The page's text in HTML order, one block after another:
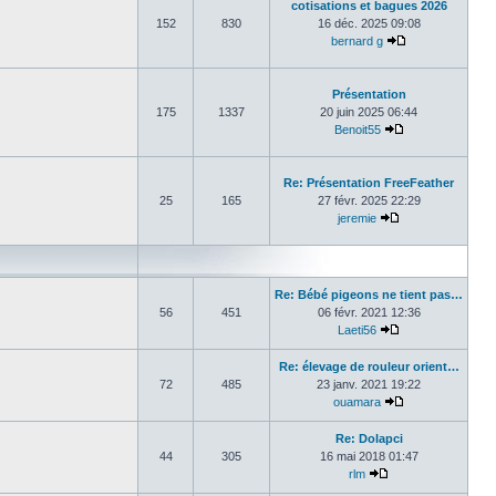
152 830
cotisations et bagues 2026
16 déc. 2025 09:08
bernard g
175 1337
Présentation
20 juin 2025 06:44
Benoit55
25 165
Re: Présentation FreeFeather
27 févr. 2025 22:29
jeremie
56 451
Re: Bébé pigeons ne tient pas…
06 févr. 2021 12:36
Laeti56
72 485
Re: élevage de rouleur orient…
23 janv. 2021 19:22
ouamara
44 305
Re: Dolapci
16 mai 2018 01:47
rlm